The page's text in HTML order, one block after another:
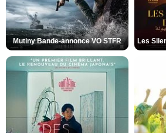
Mutiny Bande-annonce VO STFR